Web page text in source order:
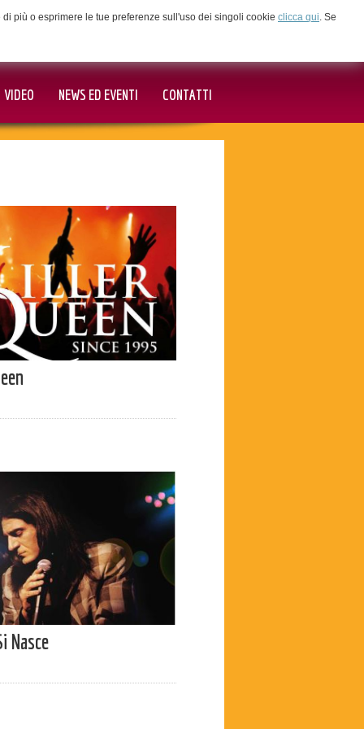
più o esprimere le tue preferenze sull'uso dei singoli cookie clicca qui. Se
VIDEO NEWS ED EVENTI CONTATTI
Nasce